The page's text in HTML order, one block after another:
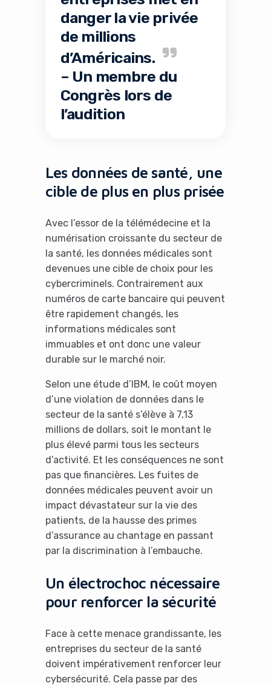
danger la vie privée
de millions
d’Américains.
– Un membre du
Congrès lors de
l’audition
Les données de santé, une
cible de plus en plus prisée
Avec l’essor de la télémédecine et la
numérisation croissante du secteur de
la santé, les données médicales sont
devenues une cible de choix pour les
cybercriminels. Contrairement aux
numéros de carte bancaire qui peuvent
être rapidement changés, les
informations médicales sont
immuables et ont donc une valeur
durable sur le marché noir.
Selon une étude d’IBM, le coût moyen
d’une violation de données dans le
secteur de la santé s’élève à 7,13
millions de dollars, soit le montant le
plus élevé parmi tous les secteurs
d’activité. Et les conséquences ne sont
pas que financières. Les fuites de
données médicales peuvent avoir un
impact dévastateur sur la vie des
patients, de la hausse des primes
d’assurance au chantage en passant
par la discrimination à l’embauche.
Un électrochoc nécessaire
pour renforcer la sécurité
Face à cette menace grandissante, les
entreprises du secteur de la santé
doivent impérativement renforcer leur
cybersécurité. Cela passe par des
Yes, I will turn off Ad-Blocker